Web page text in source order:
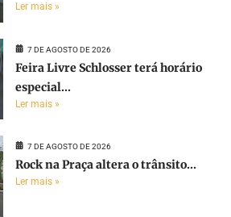
Ler mais »
7 DE AGOSTO DE 2026
Feira Livre Schlosser terá horário
especial...
Ler mais »
7 DE AGOSTO DE 2026
Rock na Praça altera o trânsito...
Ler mais »